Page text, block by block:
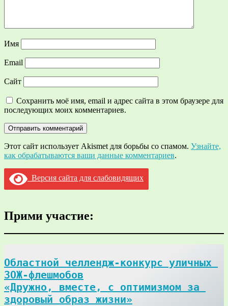
Имя
Email
Сайт
Сохранить моё имя, email и адрес сайта в этом браузере для
последующих моих комментариев.
Этот сайт использует Akismet для борьбы со спамом. Узнайте,
как обрабатываются ваши данные комментариев.
Версия сайта для слабовидящих
Прими участие:
Областной челлендж-конкурс уличных
ЗОЖ-флешмобов
«Дружно, вместе, с оптимизмом за
здоровый образ жизни»